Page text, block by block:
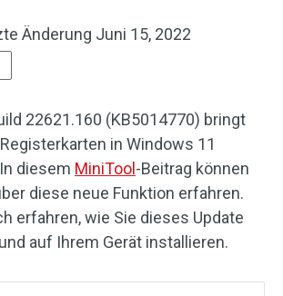
Änderung Juni 15, 2022
22621.160 (KB5014770) bringt
in Windows 11
diesem MiniTool -Beitrag können
diese neue Funktion erfahren.
erfahren, wie Sie dieses Update
auf Ihrem Gerät installieren.